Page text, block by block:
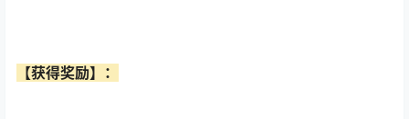
【获得奖励】：